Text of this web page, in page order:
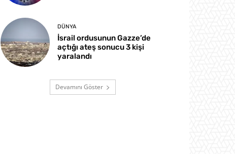
DÜNYA
İsrail ordusunun Gazze’de
açtığı ateş sonucu 3 kişi
yaralandı
Devamını Göster